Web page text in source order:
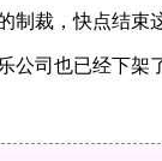
裁，快点结束
司也已经下架